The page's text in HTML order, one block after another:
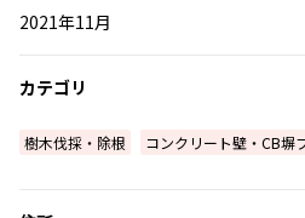
2021年11月
カテゴリ
樹木伐採・除根 コンクリート壁・CB塀